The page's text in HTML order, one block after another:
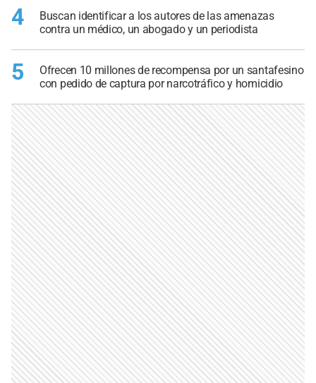
4
Buscan identificar a los autores de las amenazas
contra un médico, un abogado y un periodista
5
Ofrecen 10 millones de recompensa por un santafesino
con pedido de captura por narcotráfico y homicidio